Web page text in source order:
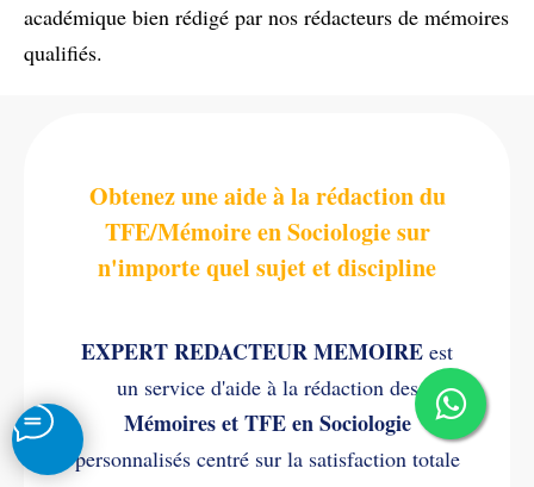
académique bien rédigé par nos rédacteurs de mémoires
qualifiés.
Obtenez une aide à la rédaction du
TFE/Mémoire en Sociologie sur
n'importe quel sujet et discipline
EXPERT REDACTEUR MEMOIRE est
un service d'aide à la rédaction des
Mémoires et TFE en Sociologie
personnalisés centré sur la satisfaction totale